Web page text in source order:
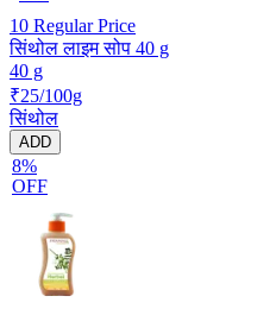
10 Regular Price
सिंथोल लाइम सोप 40 g
40 g
₹25/100g
सिंथोल
ADD
8%
OFF